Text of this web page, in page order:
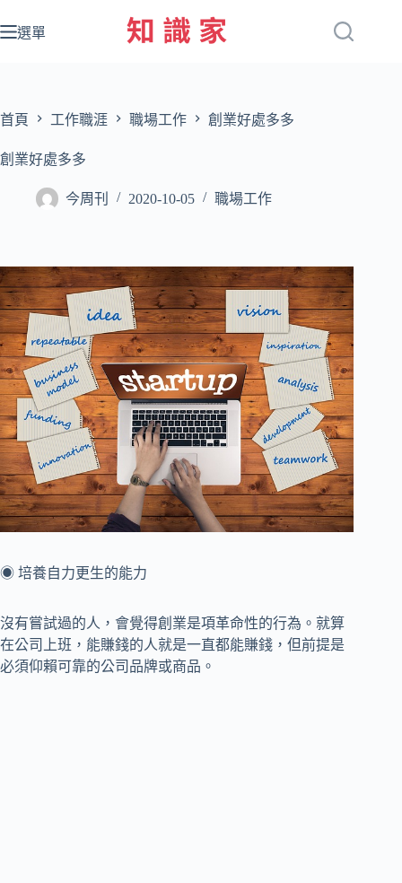
至
容
選單
首頁 工作職涯 職場工作 創業好處多多
創業好處多多
今周刊 2020-10-05 職場工作
◉ 培養自力更生的能力
沒有嘗試過的人，會覺得創業是項革命性的行為。就算
在公司上班，能賺錢的人就是一直都能賺錢，但前提是
必須仰賴可靠的公司品牌或商品。